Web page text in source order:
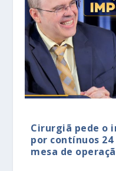
Cirurgiã pede o
por contínuos
mesa de